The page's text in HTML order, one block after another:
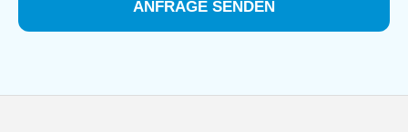
ANFRAGE SENDEN